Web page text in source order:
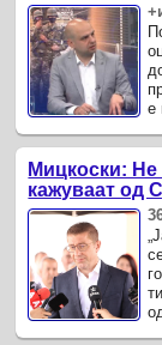
е
Мицкоски:
кажуваат од